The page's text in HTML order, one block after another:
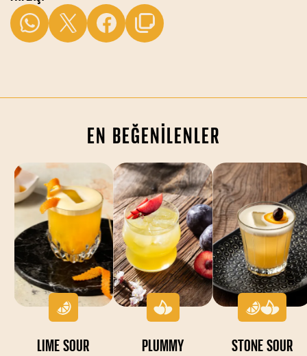
EN BEĞENİLENLER
LIME SOUR PLUMMY STONE SOUR